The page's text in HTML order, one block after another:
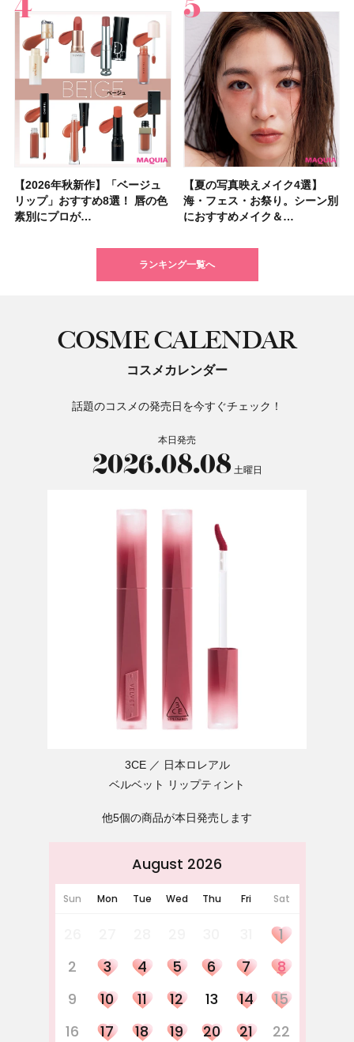
【2026年秋新作】「ベージュ
リップ」おすすめ8選！ 唇の色
素別にプロが…
【夏の写真映えメイク4選】
海・フェス・お祭り。シーン別
におすすめメイク＆…
【2026夏】「シートマスク・
パック」ランキングTOP5！＜
マキアビュー…
【2026夏】「洗顔料」ランキ
ングTOP5！＜マキアビューテ
ィーズが投票…
【2026年秋新作】「ベージュ
リップ」おすすめ8選！ 唇の色
素別にプロが…
【夏の写真映えメイク4選】
海・フェス・お祭り。シーン別
におすすめメイク＆…
【ニベア】美容液リップクリー
ム＆ボディスクラブが新登場！
大人気の色付き…
【石井美保さん・50歳のボディ
ケア愛用品16選】首・手・バス
トのパーツケ…
【2026夏】「インナーケア・
サプリ」ランキングTOP5！＜
美容マニア集…
【石井美保さんのおすすめお菓
子＆お茶10選】手土産にもぴっ
たり
【最新】髪のうねり・広がり・
くせ毛におすすめのシャンプー
17選
【2026年夏】透明感カラーの
髪色おすすめ20選！ ブリーチ
あり・なし別…
【2026年8月の一粒万倍日】お
すすめの開運コスメ＆美容アイ
テム10選！
【読者プレゼント】羽の見えな
いハンディファン
「baramood」を3名様…
【ジョー マローン ロンドン】
大人気フレグランス「ウッド
セージ ＆ シ…
先行販売でゲット🧡LUNASOL
アイカラーレーションN 23
Rosy…
ランキング一覧へ
COSME CALENDAR
コスメカレンダー
話題のコスメの発売日を今すぐチェック！
本日発売
2026.08.08土曜日
3CE
日本ロレアル
ベルベット リップティント
他5個の商品が本日発売します
August 2026
Sun Mon Tue Wed Thu Fri Sat
1
2
3 4 5 6 7
8
9
10 11 12 13 14
15
16
17 18 19 20 21 22